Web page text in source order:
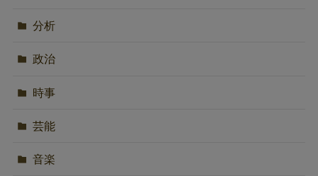
分析
政治
時事
芸能
音楽